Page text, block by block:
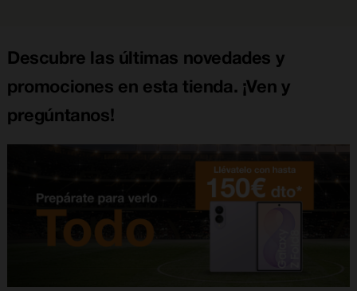
Descubre las últimas novedades y
promociones en esta tienda. ¡Ven y
pregúntanos!